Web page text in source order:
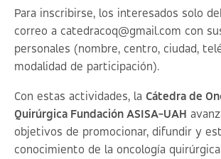
Para inscribirse, los interesados solo
correo a catedracoq@gmail.com con
personales (nombre, centro, ciudad,
modalidad de participación).
Con estas actividades, la Cátedra de
Quirúrgica Fundación ASISA-UAH
objetivos de promocionar, difundir y
conocimiento de la oncología